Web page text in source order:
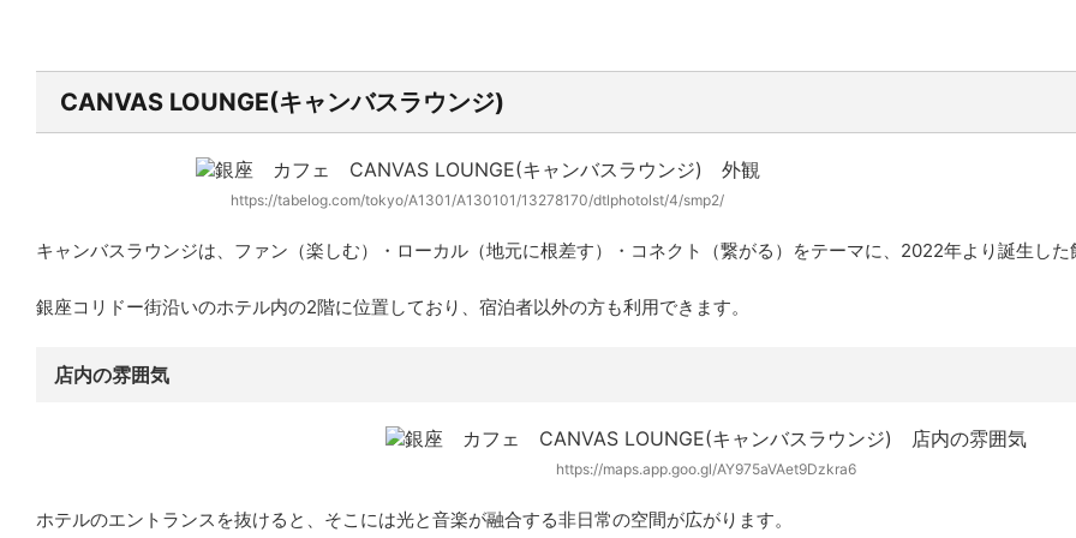
CANVAS LOUNGE(キャンバスラウンジ)
https://tabelog.com/tokyo/A1301/A130101/13278170/dtlphotolst/4/smp2/
キャンバスラウンジは、 ファン（楽しむ）・ローカル（地元に根差す）・コネクト（繋がる） をテーマに、2022年より誕生した
銀座コリドー街沿いのホテル内の2階に位置しており、宿泊者以外の方も利用できます。
店内の雰囲気
https://maps.app.goo.gl/AY975aVAet9Dzkra6
ホテルのエントランスを抜けると、そこには光と音楽が融合する非日常の空間が広がります。